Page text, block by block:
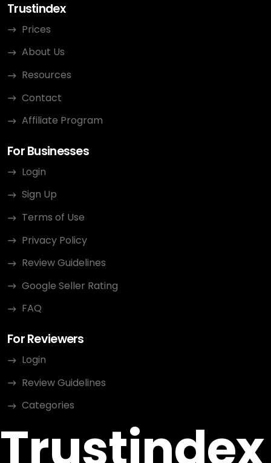
Trustindex
Prices
About Us
Resources
Contact
Affiliate Program
For Businesses
Login
Sign Up
Terms of Use
Privacy Policy
Review Guidelines
Google Seller Rating
FAQ
For Reviewers
Login
Review Guidelines
Categories
Trustindex